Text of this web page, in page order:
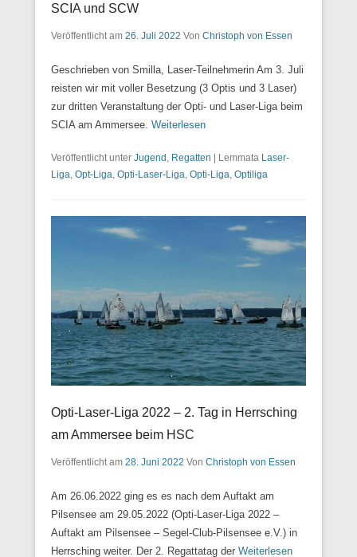
SCIA und SCW
Veröffentlicht am 26. Juli 2022 Von Christoph von Essen
Geschrieben von Smilla, Laser-Teilnehmerin Am 3. Juli
reisten wir mit voller Besetzung (3 Optis und 3 Laser)
zur dritten Veranstaltung der Opti- und Laser-Liga beim
SCIA am Ammersee. Weiterlesen
Veröffentlicht unter Jugend, Regatten | Lemmata Laser-
Liga, Opt-Liga, Opti-Laser-Liga, Opti-Liga, Optiliga
Opti-Laser-Liga 2022 – 2. Tag in Herrsching
am Ammersee beim HSC
Veröffentlicht am 28. Juni 2022 Von Christoph von Essen
Am 26.06.2022 ging es es nach dem Auftakt am
Pilsensee am 29.05.2022 (Opti-Laser-Liga 2022 –
Auftakt am Pilsensee – Segel-Club-Pilsensee e.V.) in
Herrsching weiter. Der 2. Regattatag der Weiterlesen